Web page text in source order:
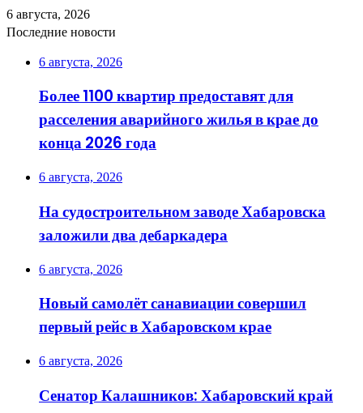
6 августа, 2026
Последние новости
6 августа, 2026
Более 1100 квартир предоставят для
расселения аварийного жилья в крае до
конца 2026 года
6 августа, 2026
На судостроительном заводе Хабаровска
заложили два дебаркадера
6 августа, 2026
Новый самолёт санавиации совершил
первый рейс в Хабаровском крае
6 августа, 2026
Сенатор Калашников: Хабаровский край